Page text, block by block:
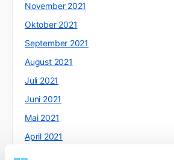
November 2021
Oktober 2021
September 2021
August 2021
Juli 2021
Juni 2021
Mai 2021
April 2021